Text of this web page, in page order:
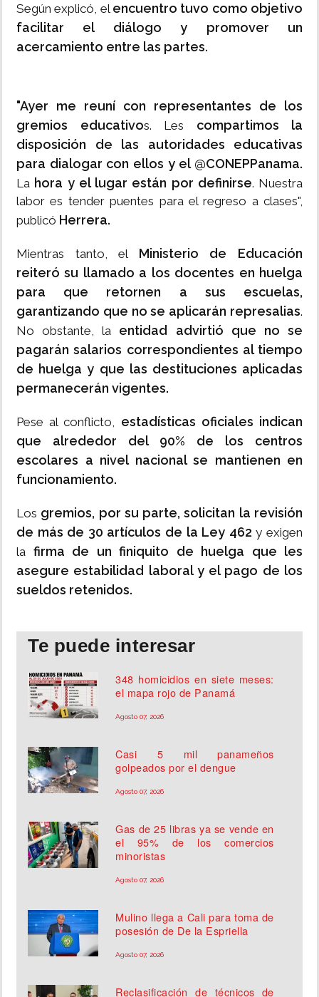
Según explicó, el encuentro tuvo como objetivo
facilitar el diálogo y promover un
acercamiento entre las partes.
"Ayer me reuní con representantes de los
gremios educativos. Les compartimos la
disposición de las autoridades educativas
para dialogar con ellos y el @CONEPPanama.
La hora y el lugar están por definirse. Nuestra
labor es tender puentes para el regreso a clases",
publicó Herrera.
Mientras tanto, el Ministerio de Educación
reiteró su llamado a los docentes en huelga
para que retornen a sus escuelas,
garantizando que no se aplicarán represalias.
No obstante, la entidad advirtió que no se
pagarán salarios correspondientes al tiempo
de huelga y que las destituciones aplicadas
permanecerán vigentes.
Pese al conflicto, estadísticas oficiales indican
que alrededor del 90% de los centros
escolares a nivel nacional se mantienen en
funcionamiento.
Los gremios, por su parte, solicitan la revisión
de más de 30 artículos de la Ley 462 y exigen
la firma de un finiquito de huelga que les
asegure estabilidad laboral y el pago de los
sueldos retenidos.
Te puede interesar
348 homicidios en siete meses:
el mapa rojo de Panamá
Agosto 07, 2026
Casi 5 mil panameños
golpeados por el dengue
Agosto 07, 2026
Gas de 25 libras ya se vende en
el 95% de los comercios
minoristas
Agosto 07, 2026
Mulino llega a Cali para toma de
posesión de De la Espriella
Agosto 07, 2026
Reclasificación de técnicos de